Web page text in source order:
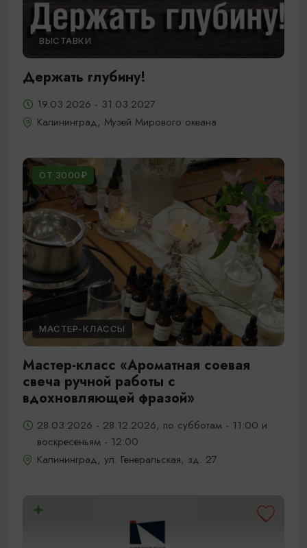
ВЫСТАВКИ
Держать глубину!
19.03.2026 - 31.03.2027
Калининград, Музей Мирового океана
ОТ 3000₽
МАСТЕР-КЛАССЫ
Мастер-класс «Ароматная соевая
свеча ручной работы с
вдохновляющей фразой»
28.03.2026 - 28.12.2026, по субботам - 11:00 и
воскресеньям - 12:00
Калининград, ул. Генеральская, зд. 27